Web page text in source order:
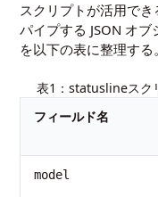
スクリプトが活用で
パイプする JSON オ
を以下の表に整理する。
表1：statuslineスク
フィールド名
model